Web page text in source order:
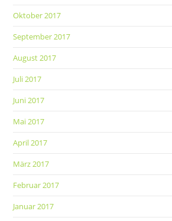
Oktober 2017
September 2017
August 2017
Juli 2017
Juni 2017
Mai 2017
April 2017
März 2017
Februar 2017
Januar 2017